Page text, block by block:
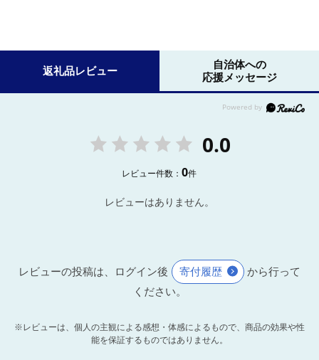
返礼品レビュー
自治体への
応援メッセージ
0.0
レビュー件数：0件
レビューはありません。
レビューの投稿は、ログイン後 寄付履歴
から行って
ください。
※レビューは、個人の主観による感想・体感によるもので、商品の効果や性
能を保証するものではありません。